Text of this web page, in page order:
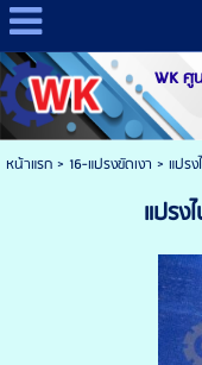
WK ศู
หน้าแรก> 16-แปรงขัดเงา > แปร
แปรง